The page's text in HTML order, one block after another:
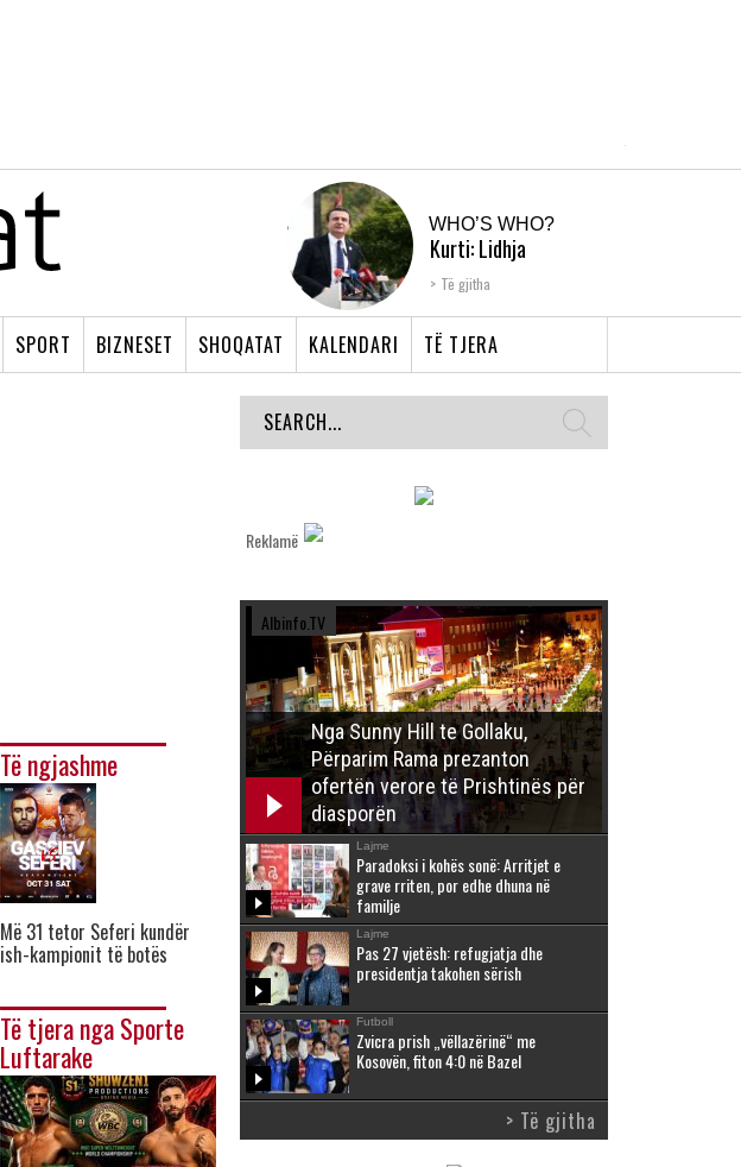
WHO’S WHO?
Kurti: Lidhja
Shqiptare e Prizrenit,
Të gjitha
SPORT BIZNESET SHOQATAT KALENDARI TË TJERA
Të ngjashme
Më 31 tetor Seferi kundër
ish-kampionit të botës
Të tjera nga Sporte
Luftarake
Reklamë
Albinfo.TV
Nga Sunny Hill te Gollaku,
Përparim Rama prezanton
ofertën verore të Prishtinës për
diasporën
Lajme
Paradoksi i kohës sonë: Arritjet e
grave rriten, por edhe dhuna në
familje
Lajme
Pas 27 vjetësh: refugjatja dhe
presidentja takohen sërish
Futboll
Zvicra prish „vëllazërinë“ me
Kosovën, fiton 4:0 në Bazel
> Të gjitha